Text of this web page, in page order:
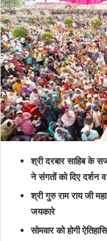
श्री दरबार साहिब के
ने संगतों को दिए दर्शन व
श्री गुरु राम राय जी
जयकारे
सोमवार को होगी